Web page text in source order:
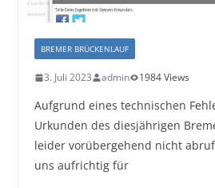
BREMER BRÜCKENLAUF
3. Juli 2023 admin 1984 Views
Aufgrund eines technischen
Urkunden des diesjährigen
leider vorübergehend nicht
uns aufrichtig für